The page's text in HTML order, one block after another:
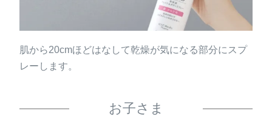
肌から20cmほどはなして乾燥が気になる部分にスプ
レーします。
お子さま